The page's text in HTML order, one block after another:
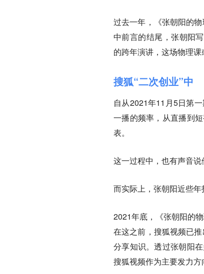
过去一年，《张朝阳的
中前言的结尾，张朝阳
的跨年演讲，这场物理
搜狐“二次创业”中
自从2021年11月5日第
一播的频率，从直播到
表。
这一过程中，也有声音说
而实际上，张朝阳近些年
2021年底，《张朝阳的
在这之前，搜狐视频已
分享知识。透过张朝阳
搜狐视频作为主要发力方